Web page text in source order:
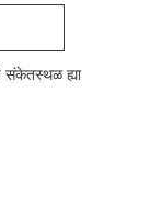
संकेतस्थळ ह्या